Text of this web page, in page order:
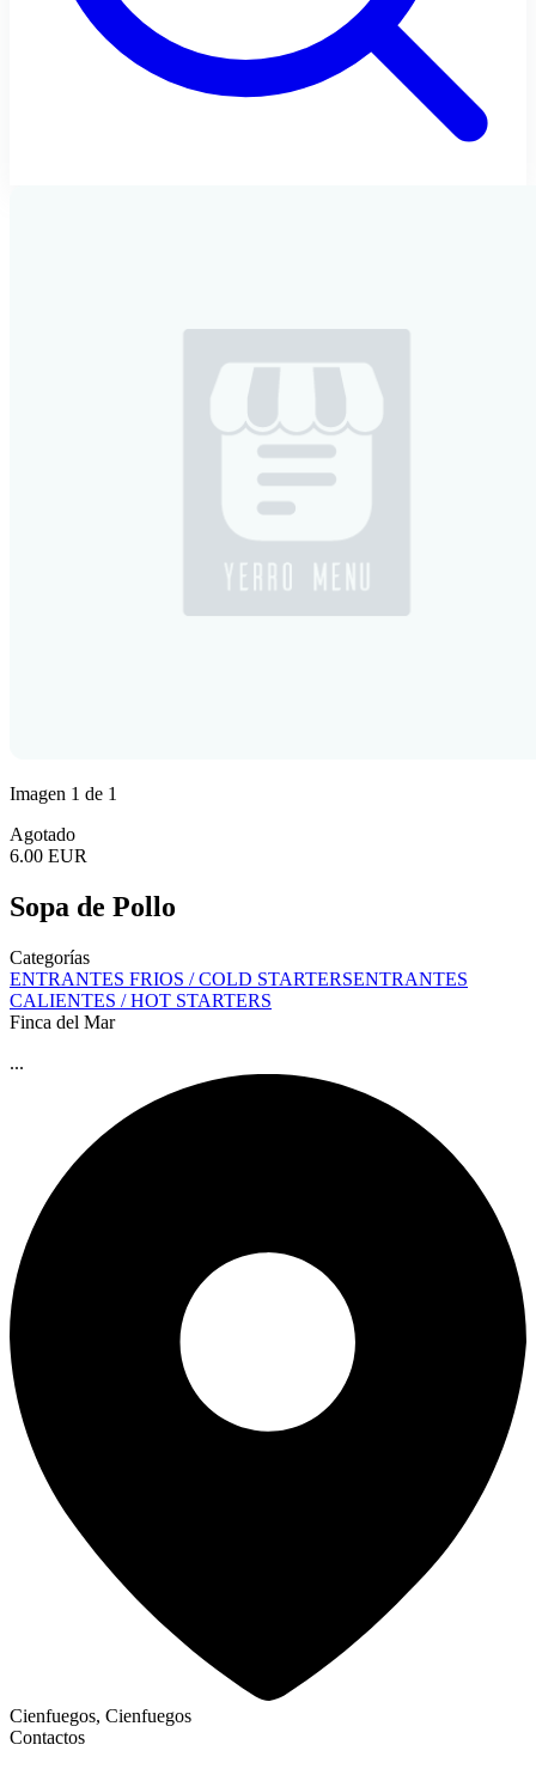
Imagen 1 de 1
Agotado
6.00 EUR
Sopa de Pollo
Categorías
ENTRANTES FRIOS / COLD STARTERSENTRANTES
CALIENTES / HOT STARTERS
Finca del Mar
...
Cienfuegos, Cienfuegos
Contactos